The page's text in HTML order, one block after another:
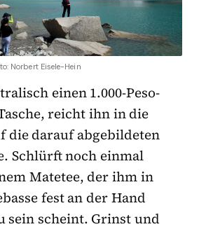
Norbert Eisele-Hein
einen 1.000-Peso-
reicht ihn in die
die darauf abgebildeten
Schlürft noch einmal
Matetee, der ihm in
fest an der Hand
sein scheint. Grinst und